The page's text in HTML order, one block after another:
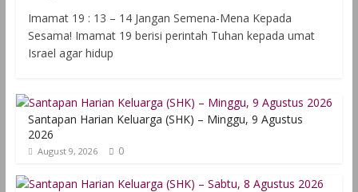
Imamat 19 : 13 – 14 Jangan Semena-Mena Kepada
Sesama! Imamat 19 berisi perintah Tuhan kepada umat
Israel agar hidup
Santapan Harian Keluarga (SHK) – Minggu, 9 Agustus
2026
August 9, 2026 0